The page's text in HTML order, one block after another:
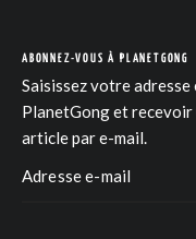
ABONNEZ-VOUS À PLANETGONG
Saisissez votre
PlanetGong et
article par e-mail.